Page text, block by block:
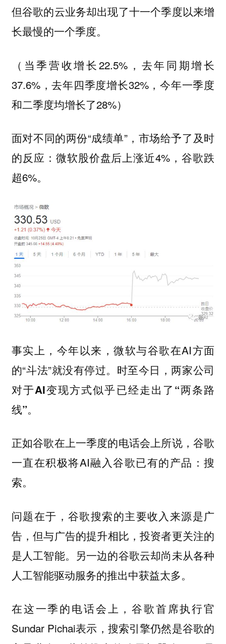
但谷歌的云业务却出现了十一个季度以来增
长最慢的一个季度。
（当季营收增长22.5%，去年同期增长
37.6%，去年四季度增长32%，今年一季度
和二季度均增长了28%）
面对不同的两份“成绩单”，市场给予了及时
的反应：微软股价盘后上涨近4%，谷歌跌
超6%。
事实上，今年以来，微软与谷歌在AI方面
的“斗法”就没有停过。 时至今日，两家公司
对于AI变现方式似乎已经走出了“两条路
线”。
正如谷歌在上一季度的电话会上所说，谷歌
一直在积极将AI融入谷歌已有的产品：搜
索。
问题在于，谷歌搜索的主要收入来源是广
告，但与广告的提升相比，投资者更关注的
是人工智能。另一边的谷歌云却尚未从各种
人工智能驱动服务的推出中获益太多。
在这一季的电话会上，谷歌首席执行官
Sundar Pichai表示， 搜索引擎仍然是谷歌的